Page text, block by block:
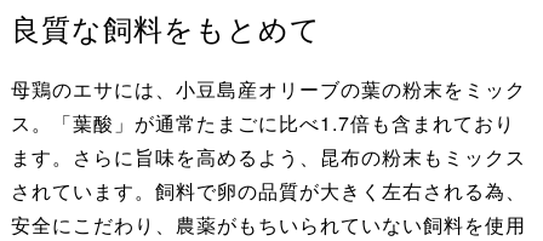
良質な飼料をもとめて
母鶏のエサには、小豆島産オリーブの葉の粉末をミック
ス。「葉酸」が通常たまごに比べ1.7倍も含まれており
ます。さらに旨味を高めるよう、昆布の粉末もミックス
されています。飼料で卵の品質が大きく左右される為、
安全にこだわり、農薬がもちいられていない飼料を使用